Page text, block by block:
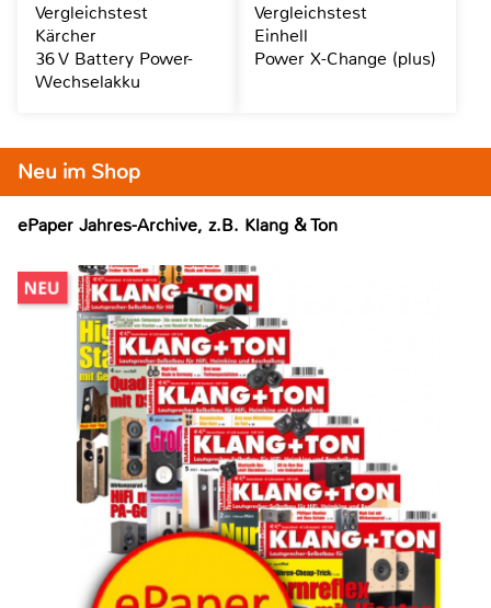
Neu im Shop
ePaper Jahres-Archive, z.B. Klang & Ton
Vergleichstest
Kärcher
36 V Battery Power-
Wechselakku
Vergleichstest
Einhell
Power X-Change (plus)